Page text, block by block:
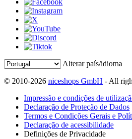
Alterar país/idioma
© 2010-2026 niceshops GmbH - All
Impressão e condições de
Declaração de Proteção de Dados
Termos e Condições Gerais e
Declaração de acessibilidade
Definições de Privacidade